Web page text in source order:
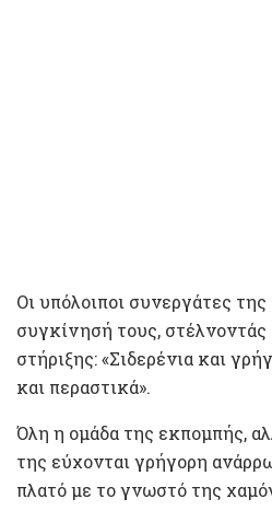
Οι υπόλοιποι συνεργάτες
συγκίνησή τους, στέλνοντάς
στήριξης: «Σιδερένια και
και περαστικά».
Όλη η ομάδα της εκπομπής,
της εύχονται γρήγορη
πλατό με το γνωστό της